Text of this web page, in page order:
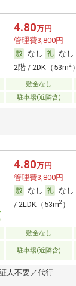
4.80万円
管理費3,800円
なし
なし
2階 / 2DK（53m2）
敷金なし
駐車場(近隣含)
4.80万円
管理費3,800円
なし
なし
/ 2LDK（53m2）
敷金なし
駐車場(近隣含)
人不要／代行